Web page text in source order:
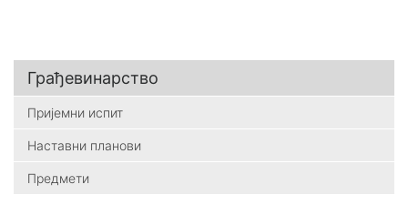
Грађевинарство
Пријемни испит
Наставни планови
Предмети